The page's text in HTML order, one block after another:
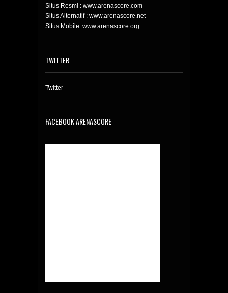
Situs Resmi : www.arenascore.com
Situs Alternatif : www.arenascore.net
Situs Mobile: www.arenascore.org
TWITTER
Twitter
FACEBOOK ARENASCORE